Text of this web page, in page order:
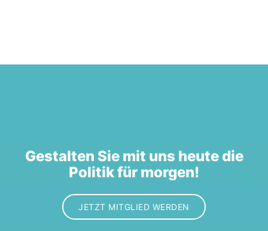
Gestalten Sie mit uns heute die
Politik für morgen!
JETZT MITGLIED WERDEN